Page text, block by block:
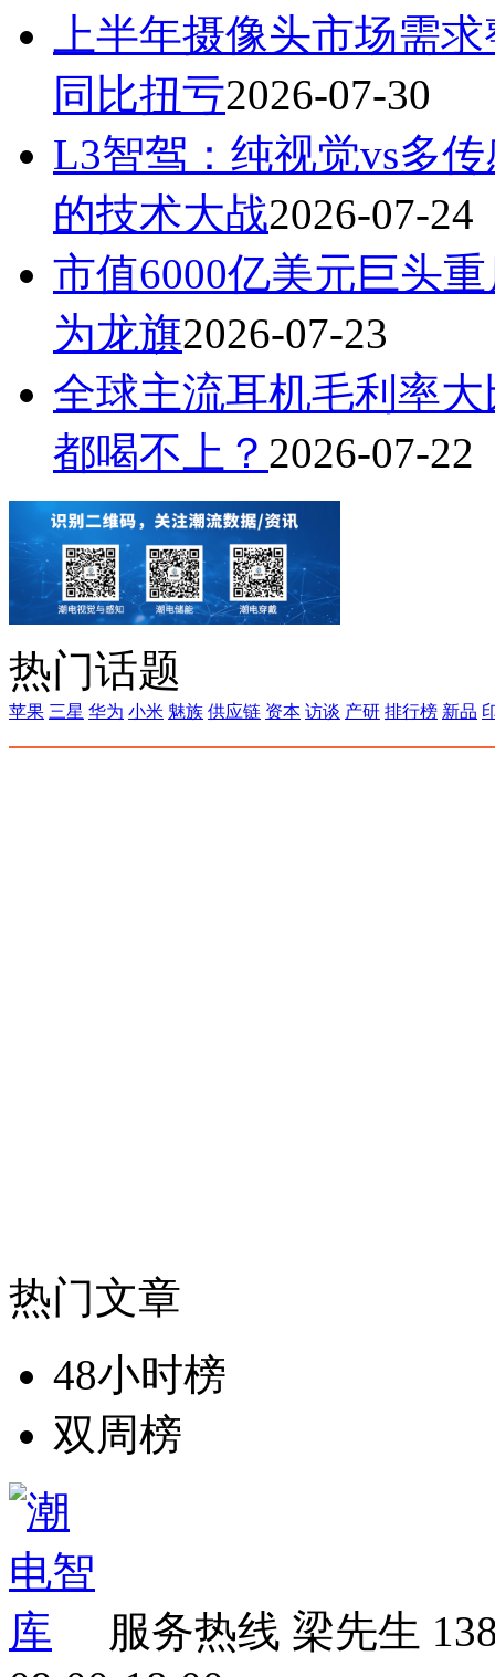
上半年摄像头市场需
同比扭亏2026-07-30
L3智驾：纯视觉vs多
的技术大战2026-07-24
市值6000亿美元巨头
为龙旗2026-07-23
全球主流耳机毛利率
都喝不上？ 2026-07-22
热门话题
苹果 三星 华为 小米 魅族 供应链 资本 访谈 产研 排行榜 新品
热门文章
48小时榜
双周榜
服务热线 梁先生